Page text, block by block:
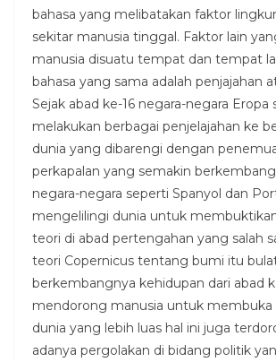
bahasa yang melibatakan faktor
sekitar manusia tinggal. Faktor lain
manusia disuatu tempat dan tempat
bahasa yang sama adalah penjajahan
Sejak abad ke-16 negara-negara Eropa
melakukan berbagai penjelajahan ke
dunia yang dibarengi dengan
perkapalan yang semakin
negara-negara seperti Spanyol dan
mengelilingi dunia untuk
teori di abad pertengahan yang salah
teori Copernicus tentang bumi itu
berkembangnya kehidupan dari abad
mendorong manusia untuk membuka
dunia yang lebih luas hal ini juga
adanya pergolakan di bidang politik